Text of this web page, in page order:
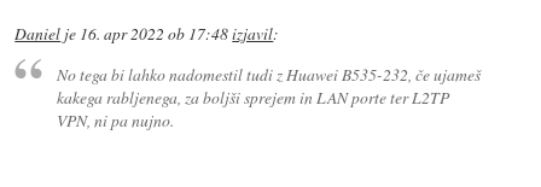
Daniel je 16. apr 2022 ob 17:48izjavil:
No tega bi lahko nadomestil tudi z Huawei B535-232, če ujameš
kakega rabljenega, za boljši sprejem in LAN porte ter L2TP
VPN, ni pa nujno.